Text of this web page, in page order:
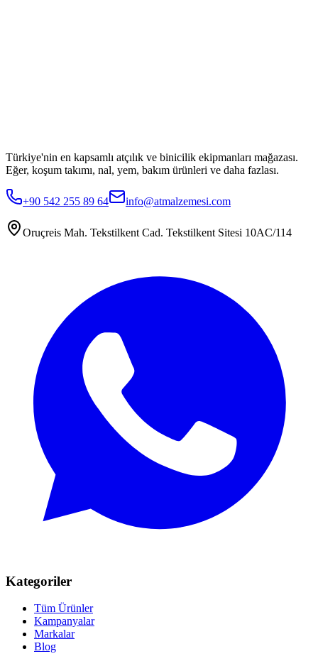
Türkiye'nin en kapsamlı atçılık ve binicilik ekipmanları mağazası.
Eğer, koşum takımı, nal, yem, bakım ürünleri ve daha fazlası.
+90 542 255 89 64 info@atmalzemesi.com
Oruçreis Mah. Tekstilkent Cad. Tekstilkent Sitesi 10AC/114
Kategoriler
Tüm Ürünler
Kampanyalar
Markalar
Blog